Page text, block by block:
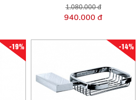
1.080.000 đ
940.000 đ
-19% -14%